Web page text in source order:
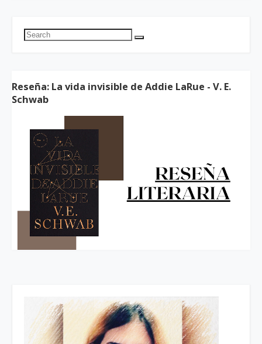
Reseña: La vida invisible de Addie LaRue - V. E.
Schwab